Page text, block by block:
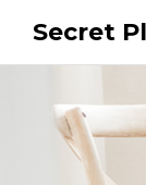
Secret